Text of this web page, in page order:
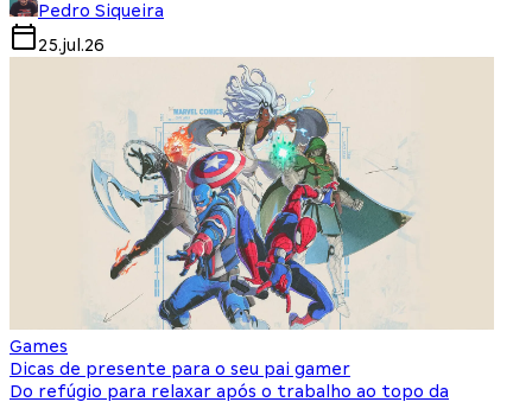
Pedro Siqueira
25.jul.26
Games
Dicas de presente para o seu pai gamer
Do refúgio para relaxar após o trabalho ao topo da